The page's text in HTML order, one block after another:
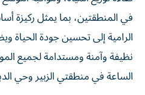
في المنطقتين، بما يمثل ركيزة
الرامية إلى تحسين جودة
نظيفة وآمنة ومستدامة لجميع
الساعة في منطقتي الزبير وحي